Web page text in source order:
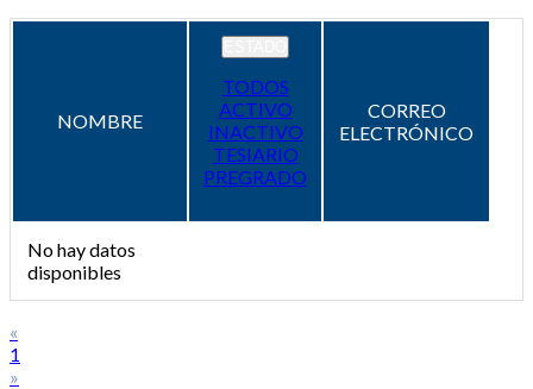
NOMBRE
TODOS
ACTIVO
INACTIVO
TESIARIO
PREGRADO
CORREO
ELECTRÓNICO
No hay datos
disponibles
«
1
»